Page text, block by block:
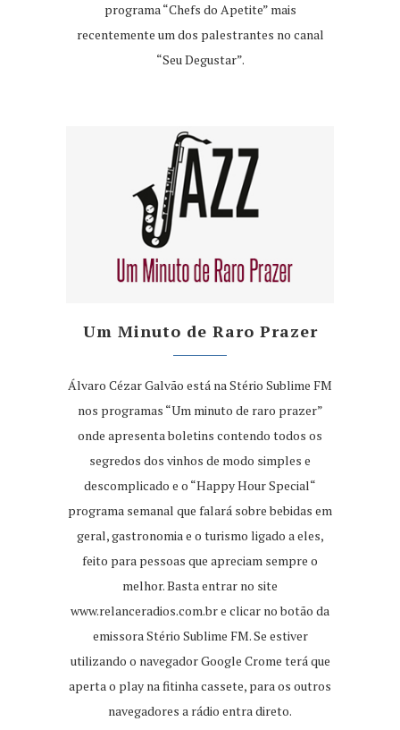
programa “Chefs do Apetite” mais
recentemente um dos palestrantes no canal
“Seu Degustar”.
Um Minuto de Raro Prazer
Álvaro Cézar Galvão está na Stério Sublime FM
nos programas “Um minuto de raro prazer”
onde apresenta boletins contendo todos os
segredos dos vinhos de modo simples e
descomplicado e o “Happy Hour Special“
programa semanal que falará sobre bebidas em
geral, gastronomia e o turismo ligado a eles,
feito para pessoas que apreciam sempre o
melhor. Basta entrar no site
www.relanceradios.com.bre clicar no botão da
emissora Stério Sublime FM. Se estiver
utilizando o navegador Google Crome terá que
aperta o play na fitinha cassete, para os outros
navegadores a rádio entra direto.